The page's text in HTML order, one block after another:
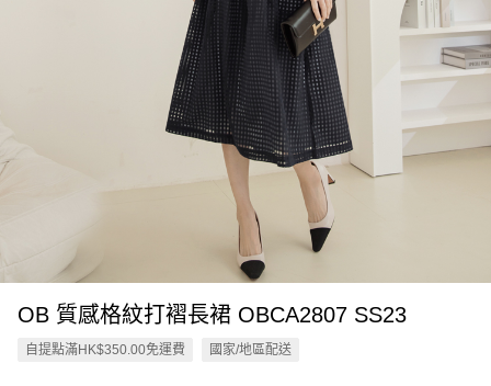
OB 質感格紋打褶長裙 OBCA2807 SS23
自提點滿HK$350.00免運費 國家/地區配送